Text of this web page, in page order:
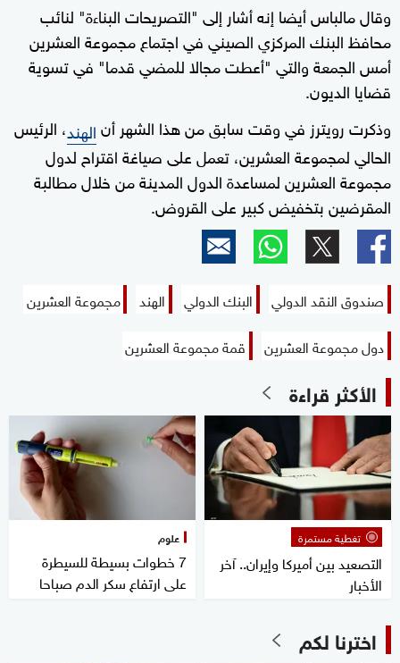
وقال مالباس أيضا إنه أشار إلى "التصريحات البناءة" لنائب
محافظ البنك المركزي الصيني في اجتماع مجموعة العشرين
أمس الجمعة والتي "أعطت مجالا للمضي قدما" في تسوية
قضايا الديون.
وذكرت رويترز في وقت سابق من هذا الشهر أنالهند، الرئيس
الحالي لمجموعة العشرين، تعمل على صياغة اقتراح لدول
مجموعة العشرين لمساعدة الدول المدينة من خلال مطالبة
المقرضين بتخفيض كبير على القروض.
صندوق النقد الدولي البنك الدولي الهند
مجموعة العشرين
دول مجموعة العشرين
قمة مجموعة العشرين
الأكثر قراءة
تغطية مستمرة
التصعيد بين أميركا وإيران.. آخر
الأخبار
علوم
7 خطوات بسيطة للسيطرة
على ارتفاع سكر الدم صباحا
اخترنا لكم